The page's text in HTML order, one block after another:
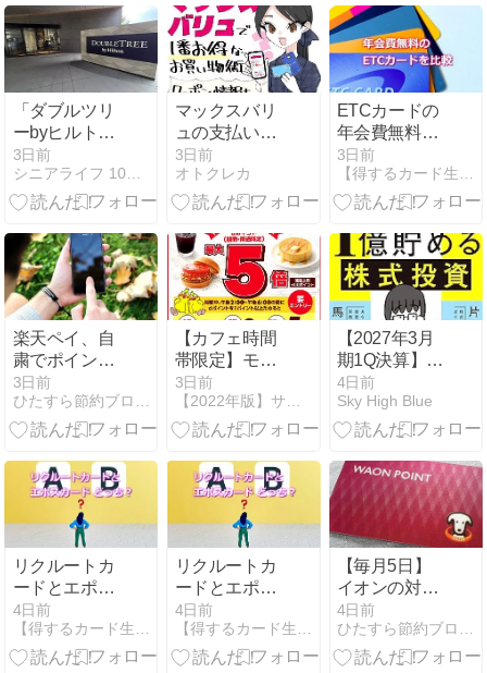
ーン
「ダブルツリ
ーbyヒルトン
大阪城」宿泊
記
3日前
シニアライフ 10勝9敗でいきましょう
マックスバリ
ュの支払い方
法！地域別の
お得な日＆ク
ーポンやポイ
しく解説
3日前
オトクレカ
ETCカードの
年会費無料お
すすめ比較！
維持費0円で
持てるクレジ
紹介
3日前
【得するカード生活】クレジットカード比較口コミ
楽天ペイ、自
粛でポイント
もらえるキャ
ンペーン！
3日前
ひたすら節約ブログ - 貯金につながる節約術
【カフェ時間
帯限定】モス
バーガーでd
ポイント5倍
キャンペーン
3日前
【2022年版】サルでも分かるおすすめクレジットカード
【2027年3月
期1Q決算】三
井住友FGは増
収増益 いよい
よ9月末に株
4日前
Sky High Blue
リクルートカ
ードとエポス
カードはどっ
ちがお得？還
元率・特典・
4日前
【得するカード生活】クレジットカード比較口コミ
リクルートカ
ードとエポス
カードはどっ
ちがお得？還
元率・特典・
4日前
【得するカード生活】クレジットカード比較口コミ
【毎月5日】
イオンの対象
店舗でWAON
POINT利用で
20％還元！
4日前
ひたすら節約ブログ - 貯金につながる節約術